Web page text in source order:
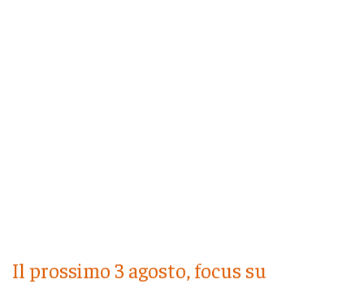
Il prossimo 3 agosto, focus su